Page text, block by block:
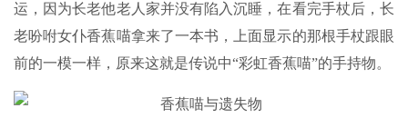
运，因为长老他老人家并没有陷入沉睡，在看完手杖后，长
老吩咐女仆香蕉喵拿来了一本书，上面显示的那根手杖跟眼
前的一模一样，原来这就是传说中“彩虹香蕉喵”的手持物。